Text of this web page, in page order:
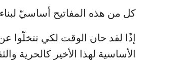
كل من هذه المفاتيح أساسيّ
إذًا لقد حان الوقت لكي تتخلّوا
الأساسية لهذا الأخير كالحرية